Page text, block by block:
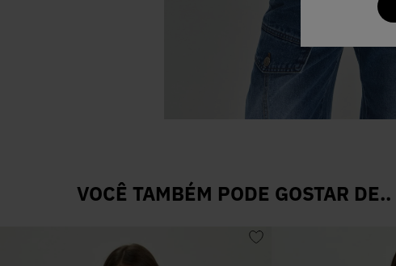
VOCÊ TAMBÉM PODE GOSTAR DE..